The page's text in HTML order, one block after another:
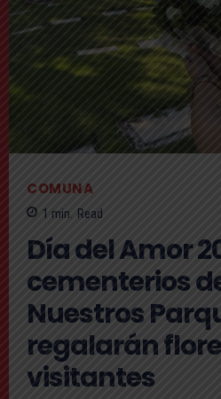
COMUNA
1 min. Read
Día del Amor
cementerios
Nuestros
regalarán
visitantes